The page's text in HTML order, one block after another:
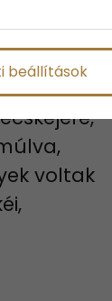
voltak
beállítások